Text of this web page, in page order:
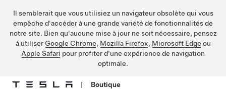
Il semblerait que vous utilisiez un navigateur obsolète qui vous
empêche d'accéder à une grande variété de fonctionnalités de
notre site. Bien qu'aucune mise à jour ne soit nécessaire, pensez
à utiliser Google Chrome, Mozilla Firefox, Microsoft Edge ou
Apple Safari pour profiter d'une expérience de navigation
optimale.
| Boutique